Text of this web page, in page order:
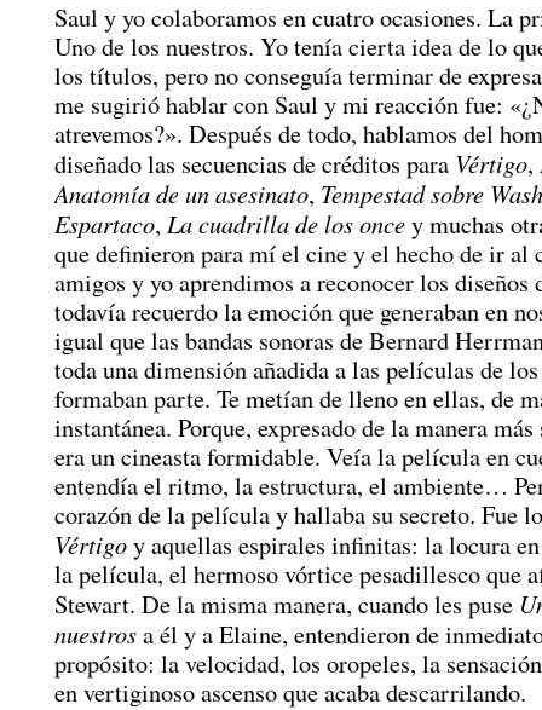
Saul y yo colaboramos en cuatro ocasiones. La
Uno de los nuestros. Yo tenía cierta idea de lo
los títulos, pero no conseguía terminar de
me sugirió hablar con Saul y mi reacción fue:
atrevemos?». Después de todo, hablamos del
diseñado las secuencias de créditos para Vértigo,
Anatomía de un asesinato, Tempestad sobre
Espartaco, La cuadrilla de los oncey muchas
que definieron para mí el cine y el hecho de ir al
amigos y yo aprendimos a reconocer los diseños
todavía recuerdo la emoción que generaban en
igual que las bandas sonoras de Bernard
toda una dimensión añadida a las películas de
formaban parte. Te metían de lleno en ellas, de
instantánea. Porque, expresado de la manera
era un cineasta formidable. Veía la película en
entendía el ritmo, la estructura, el ambiente…
corazón de la película y hallaba su secreto. Fue
Vértigoy aquellas espirales infinitas: la locura
la película, el hermoso vórtice pesadillesco que
Stewart. De la misma manera, cuando les puse
nuestrosa él y a Elaine, entendieron de
propósito: la velocidad, los oropeles, la
en vertiginoso ascenso que acaba descarrilando.